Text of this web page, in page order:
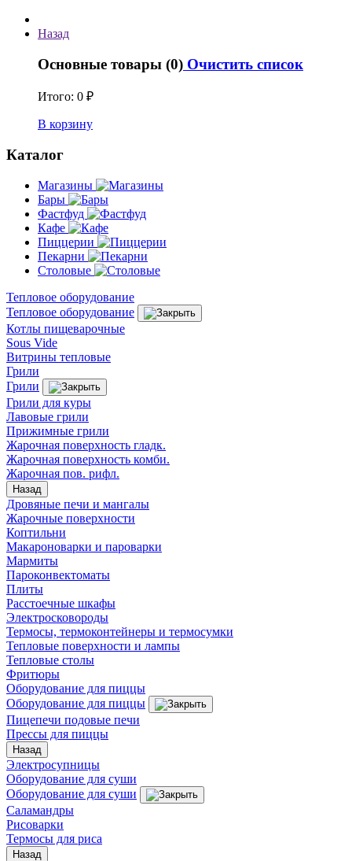
Назад
Основные товары (0) Очистить список
Итого: 0 ₽
В корзину
Каталог
Магазины
Бары
Фастфуд
Кафе
Пиццерии
Пекарни
Столовые
Тепловое оборудование
Тепловое оборудование
Котлы пищеварочные
Sous Vide
Витрины тепловые
Грили
Грили
Грили для куры
Лавовые грили
Прижимные грили
Жарочная поверхность гладк.
Жарочная поверхность комби.
Жарочная пов. рифл.
Назад
Дровяные печи и мангалы
Жарочные поверхности
Коптильни
Макароноварки и пароварки
Мармиты
Пароконвектоматы
Плиты
Расстоечные шкафы
Электросковороды
Термосы, термоконтейнеры и термосумки
Тепловые поверхности и лампы
Тепловые столы
Фритюры
Оборудование для пиццы
Оборудование для пиццы
Пицепечи подовые печи
Прессы для пиццы
Назад
Электросупницы
Оборудование для суши
Оборудование для суши
Саламандры
Рисоварки
Термосы для риса
Назад